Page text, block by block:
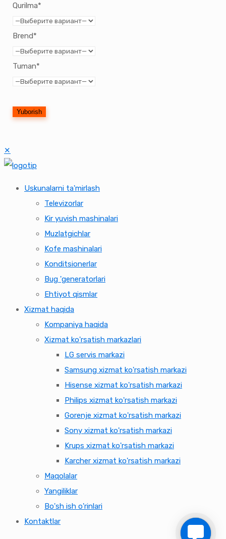
Qurilma*
Brend*
Tuman*
✕
Uskunalarni ta'mirlash
Televizorlar
Kir yuvish mashinalari
Muzlatgichlar
Kofe mashinalari
Konditsionerlar
Bug 'generatorlari
Ehtiyot qismlar
Xizmat haqida
Kompaniya haqida
Xizmat ko'rsatish markazlari
LG servis markazi
Samsung xizmat ko'rsatish markazi
Hisense xizmat ko'rsatish markazi
Philips xizmat ko'rsatish markazi
Gorenje xizmat ko'rsatish markazi
Sony xizmat ko'rsatish markazi
Krups xizmat ko'rsatish markazi
Karcher xizmat ko'rsatish markazi
Maqolalar
Yangiliklar
Bo'sh ish o'rinlari
Kontaktlar